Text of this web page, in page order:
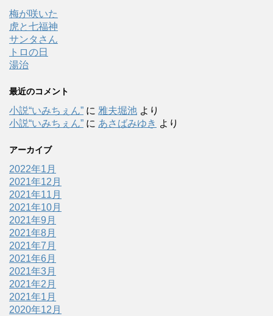
梅が咲いた
虎と七福神
サンタさん
トロの日
湯治
最近のコメント
小説“いみちぇん” に 雅夫堀池 より
小説“いみちぇん” に あさばみゆき より
アーカイブ
2022年1月
2021年12月
2021年11月
2021年10月
2021年9月
2021年8月
2021年7月
2021年6月
2021年3月
2021年2月
2021年1月
2020年12月